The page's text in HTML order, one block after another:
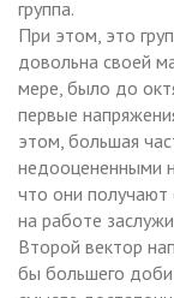
группа.
При этом, это
довольна своей
мере, было до
первые
этом, большая
недооцененными
что они получают
на работе
Второй вектор
бы большего